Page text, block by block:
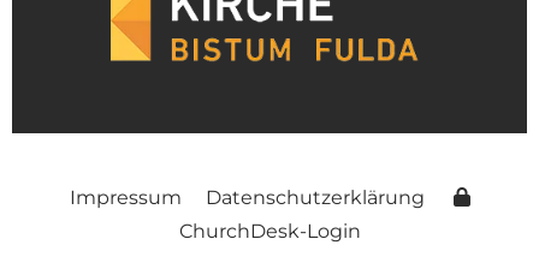
Impressum
Datenschutzerklärung
ChurchDesk-Login